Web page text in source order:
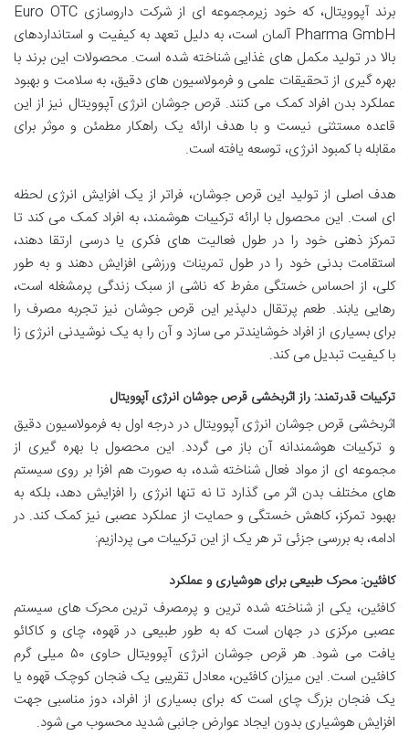
برند آپوویتال، که خود زیرمجموعه ای از شرکت داروسازی Euro OTC
Pharma GmbH آلمان است، به دلیل تعهد به کیفیت و استانداردهای
بالا در تولید مکمل های غذایی شناخته شده است. محصولات این برند با
بهره گیری از تحقیقات علمی و فرمولاسیون های دقیق، به سلامت و بهبود
عملکرد بدن افراد کمک می کنند. قرص جوشان انرژی آپوویتال نیز از این
قاعده مستثنی نیست و با هدف ارائه یک راهکار مطمئن و موثر برای
مقابله با کمبود انرژی، توسعه یافته است.
هدف اصلی از تولید این قرص جوشان، فراتر از یک افزایش انرژی لحظه
ای است. این محصول با ارائه ترکیبات هوشمند، به افراد کمک می کند تا
تمرکز ذهنی خود را در طول فعالیت های فکری یا درسی ارتقا دهند،
استقامت بدنی خود را در طول تمرینات ورزشی افزایش دهند و به طور
کلی، از احساس خستگی مفرط که ناشی از سبک زندگی پرمشغله است،
رهایی یابند. طعم پرتقال دلپذیر این قرص جوشان نیز تجربه مصرف را
برای بسیاری از افراد خوشایندتر می سازد و آن را به یک نوشیدنی انرژی زا
با کیفیت تبدیل می کند.
ترکیبات قدرتمند: راز اثربخشی قرص جوشان انرژی آپوویتال
اثربخشی قرص جوشان انرژی آپوویتال در درجه اول به فرمولاسیون دقیق
و ترکیبات هوشمندانه آن باز می گردد. این محصول با بهره گیری از
مجموعه ای از مواد فعال شناخته شده، به صورت هم افزا بر روی سیستم
های مختلف بدن اثر می گذارد تا نه تنها انرژی را افزایش دهد، بلکه به
بهبود تمرکز، کاهش خستگی و حمایت از عملکرد عصبی نیز کمک کند. در
ادامه، به بررسی جزئی تر هر یک از این ترکیبات می پردازیم:
کافئین: محرک طبیعی برای هوشیاری و عملکرد
کافئین، یکی از شناخته شده ترین و پرمصرف ترین محرک های سیستم
عصبی مرکزی در جهان است که به طور طبیعی در قهوه، چای و کاکائو
یافت می شود. هر قرص جوشان انرژی آپوویتال حاوی ۵۰ میلی گرم
کافئین است. این میزان کافئین، معادل تقریبی یک فنجان کوچک قهوه یا
یک فنجان بزرگ چای است که برای بسیاری از افراد، دوز مناسبی جهت
افزایش هوشیاری بدون ایجاد عوارض جانبی شدید محسوب می شود.